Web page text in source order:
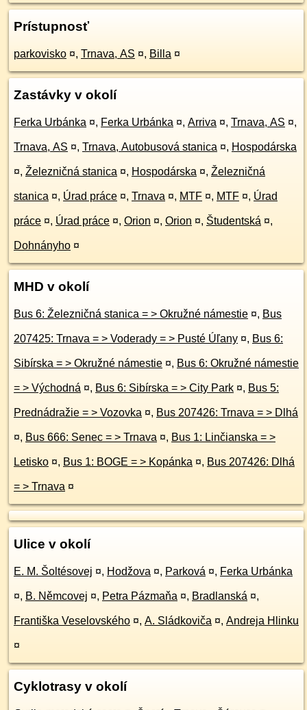
Prístupnosť
parkovisko ¤, Trnava, AS ¤, Billa ¤
Zastávky v okolí
Ferka Urbánka ¤, Ferka Urbánka ¤, Arriva ¤, Trnava, AS ¤,
Trnava, AS ¤, Trnava, Autobusová stanica ¤, Hospodárska
¤, Železničná stanica ¤, Hospodárska ¤, Železničná
stanica ¤, Úrad práce ¤, Trnava ¤, MTF ¤, MTF ¤, Úrad
práce ¤, Úrad práce ¤, Orion ¤, Orion ¤, Študentská ¤,
Dohnányho ¤
MHD v okolí
Bus 6: Železničná stanica = > Okružné námestie ¤, Bus
207425: Trnava = > Voderady = > Pusté Úľany ¤, Bus 6:
Sibírska = > Okružné námestie ¤, Bus 6: Okružné námestie
= > Východná ¤, Bus 6: Sibírska = > City Park ¤, Bus 5:
Prednádražie = > Vozovka ¤, Bus 207426: Trnava = > Dlhá
¤, Bus 666: Senec = > Trnava ¤, Bus 1: Linčianska = >
Letisko ¤, Bus 1: BOGE = > Kopánka ¤, Bus 207426: Dlhá
= > Trnava ¤
Ulice v okolí
E. M. Šoltésovej ¤, Hodžova ¤, Parková ¤, Ferka Urbánka
¤, B. Němcovej ¤, Petra Pázmaňa ¤, Bradlanská ¤,
Františka Veselovského ¤, A. Sládkoviča ¤, Andreja Hlinku
¤
Cyklotrasy v okolí